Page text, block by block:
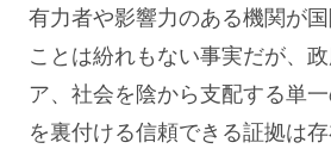
有力者や影響力のある機関が
ことは紛れもない事実だが、
ア、社会を陰から支配する単
を裏付ける信頼できる証拠は存